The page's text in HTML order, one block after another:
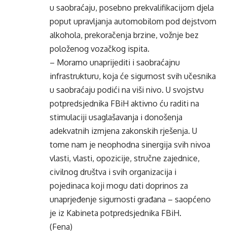
u saobraćaju, posebno prekvalifikacijom djela
poput upravljanja automobilom pod dejstvom
alkohola, prekoračenja brzine, vožnje bez
položenog vozačkog ispita.
– Moramo unaprijediti i saobraćajnu
infrastrukturu, koja će sigurnost svih učesnika
u saobraćaju podići na viši nivo. U svojstvu
potpredsjednika FBiH aktivno ću raditi na
stimulaciji usaglašavanja i donošenja
adekvatnih izmjena zakonskih rješenja. U
tome nam je neophodna sinergija svih nivoa
vlasti, vlasti, opozicije, stručne zajednice,
civilnog društva i svih organizacija i
pojedinaca koji mogu dati doprinos za
unaprjeđenje sigurnosti građana – saopćeno
je iz Kabineta potpredsjednika FBiH.
(Fena)